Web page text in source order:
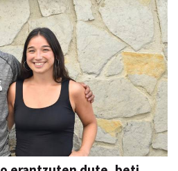
erantzuten dute, beti